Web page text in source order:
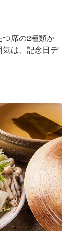
つ席の2種類か
気は、記念日デ